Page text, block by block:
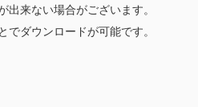
来ない場合がございます。
ダウンロードが可能です。